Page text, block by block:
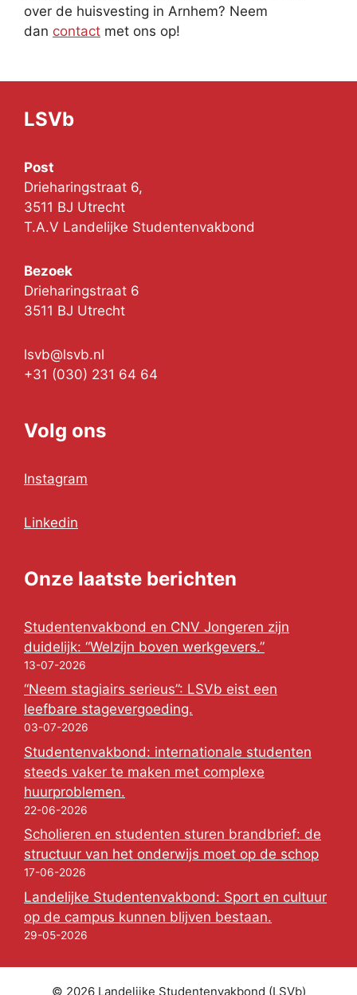
over de huisvesting in Arnhem? Neem
dan contact met ons op!
LSVb
Post
Drieharingstraat 6,
3511 BJ Utrecht
T.A.V Landelijke Studentenvakbond
Bezoek
Drieharingstraat 6
3511 BJ Utrecht
lsvb@lsvb.nl
+31 (030) 231 64 64
Volg ons
Instagram
Linkedin
Onze laatste berichten
Studentenvakbond en CNV Jongeren zijn
duidelijk: “Welzijn boven werkgevers.”
13-07-2026
“Neem stagiairs serieus”: LSVb eist een
leefbare stagevergoeding.
03-07-2026
Studentenvakbond: internationale studenten
steeds vaker te maken met complexe
huurproblemen.
22-06-2026
Scholieren en studenten sturen brandbrief: de
structuur van het onderwijs moet op de schop
17-06-2026
Landelijke Studentenvakbond: Sport en cultuur
op de campus kunnen blijven bestaan.
29-05-2026
© 2026 Landelijke Studentenvakbond (LSVb)